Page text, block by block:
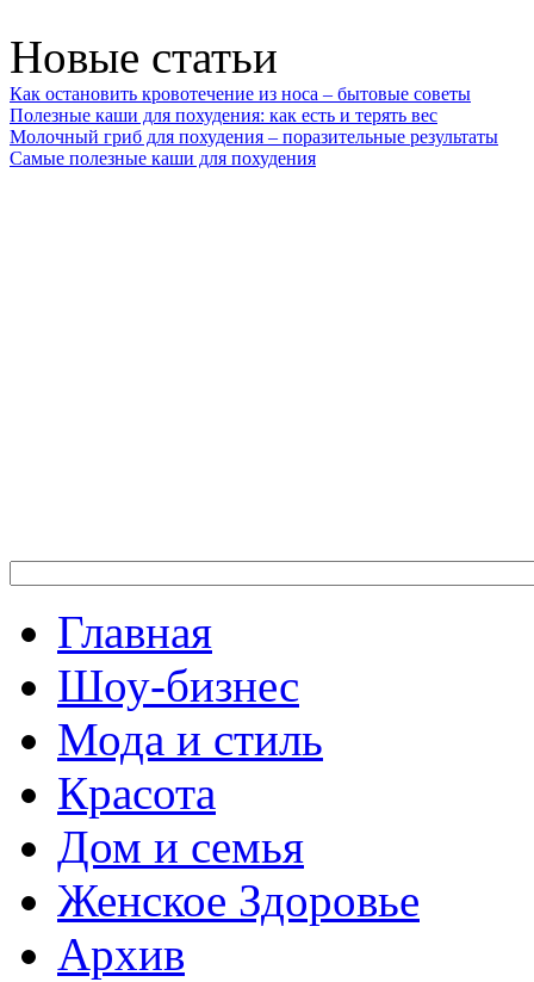
Новые статьи
Как остановить кровотечение из носа – бытовые советы
Полезные каши для похудения: как есть и терять вес
Молочный гриб для похудения – поразительные результаты
Самые полезные каши для похудения
Главная
Шоу-бизнес
Мода и стиль
Красота
Дом и семья
Женское Здоровье
Архив